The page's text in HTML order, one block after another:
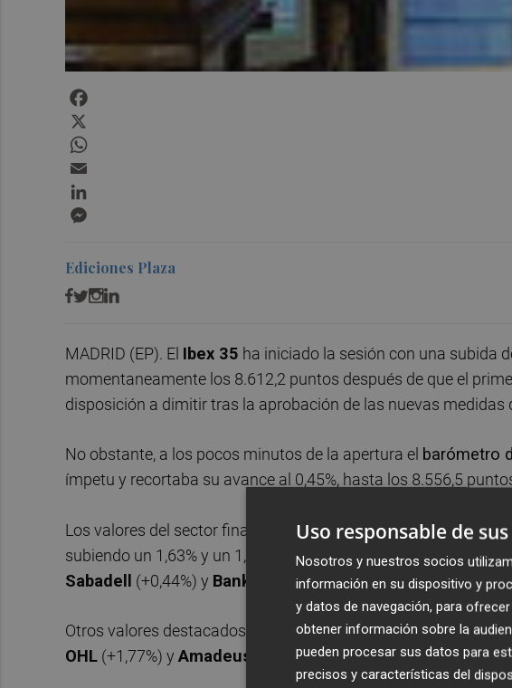
Ediciones Plaza
MADRID (EP). El Ibex 35 ha iniciado la sesión con una subida
momentaneamente los 8.612,2 puntos después de que el
disposición a dimitir tras la aprobación de las nuevas medidas
No obstante, a los pocos minutos de la apertura el barómetro
ímpetu y recortaba su avance al 0,45%, hasta los 8.556,5
Los valores del sector financiero protagonizaban la tendencia
subiendo un 1,63% y un 1,45%, respectivamente, seguidos del
Sabadell (+0,44%) y Bankia (+0,42%).
Otros valores destacados en la apertura son la aerolíneaIAG
OHL (+1,77%) y Amadeus (+1,55%).
Uso responsable de
Nosotros y nuestros socios
información en su dispositivo y
y datos de navegación, para
obtener información sobre la
pueden procesar sus datos para
precisos y características del